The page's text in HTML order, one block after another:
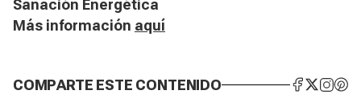
Sanación Energética
Más información aquí
COMPARTE ESTE CONTENIDO